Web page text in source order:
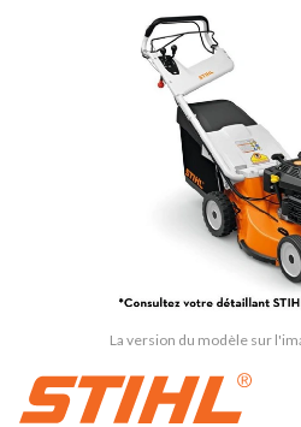
La version du modèle sur